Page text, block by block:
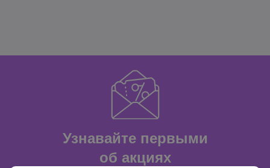
Узнавайте первыми
об акциях